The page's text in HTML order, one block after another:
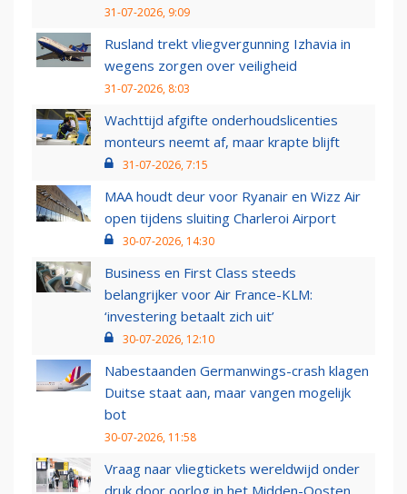
31-07-2026, 9:09
Rusland trekt vliegvergunning Izhavia in
wegens zorgen over veiligheid
31-07-2026, 8:03
Wachttijd afgifte onderhoudslicenties
monteurs neemt af, maar krapte blijft
31-07-2026, 7:15
MAA houdt deur voor Ryanair en Wizz Air
open tijdens sluiting Charleroi Airport
30-07-2026, 14:30
Business en First Class steeds
belangrijker voor Air France-KLM:
‘investering betaalt zich uit’
30-07-2026, 12:10
Nabestaanden Germanwings-crash klagen
Duitse staat aan, maar vangen mogelijk
bot
30-07-2026, 11:58
Vraag naar vliegtickets wereldwijd onder